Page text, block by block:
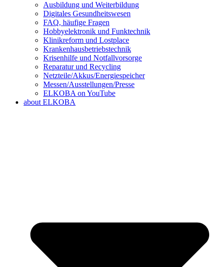
Ausbildung und Weiterbildung
Digitales Gesundheitswesen
FAQ, häufige Fragen
Hobbyelektronik und Funktechnik
Klinikreform und Lostplace
Krankenhausbetriebstechnik
Krisenhilfe und Notfallvorsorge
Reparatur und Recycling
Netzteile/Akkus/Energiespeicher
Messen/Ausstellungen/Presse
ELKOBA on YouTube
about ELKOBA